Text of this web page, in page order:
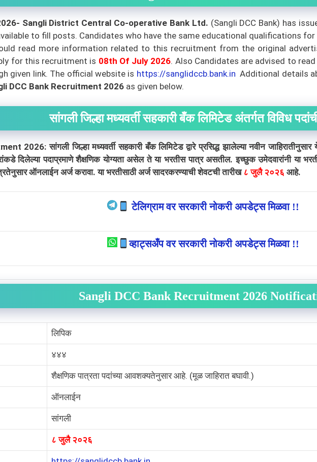
Sangli District Central Co-operative Bank Ltd. (Sangli DCC Bank) has
to fill posts. Candidates who have the same educational qualifications
read more information related to this recruitment from the original
for this recruitment is 08th Of July 2026. Also Candidates are advised to
given link. The official website is https://sanglidccb.bank.in Additional details
DCC Bank Recruitment 2026as given below.
सांगली जिल्हा मध्यवर्ती सहकारी बँक लिमिटेड अंतर्गत विविध
2026: सांगली जिल्हा मध्यवर्ती सहकारी बँक लिमिटेड द्वारे प्रसिद्ध झालेल्या नवीन जाहिरातीनुसार
दिलेल्या पदाप्रमाणे शैक्षणिक योग्यता असेल ते या भरतीस पात्र असतील. इच्छुक उमेदवारांनी या
ऑनलाईन अर्ज करावा. या भरतीसाठी अर्ज सादरकरण्याची शेवटची तारीख ८ जुलै २०२६ आहे.
टेलिग्राम वर सरकारी नोकरी अपडेट्स मिळवा !!
व्हाट्सअँप वर सरकारी नोकरी अपडेट्स मिळवा !!
Sangli DCC Bank Recruitment 2026
लिपिक
४४४
शैक्षणिक पात्रता पदांच्या आवशक्यतेनुसार आहे. (मूळ जाहिरात बघावी.)
ऑनलाईन
सांगली
८ जुलै २०२६